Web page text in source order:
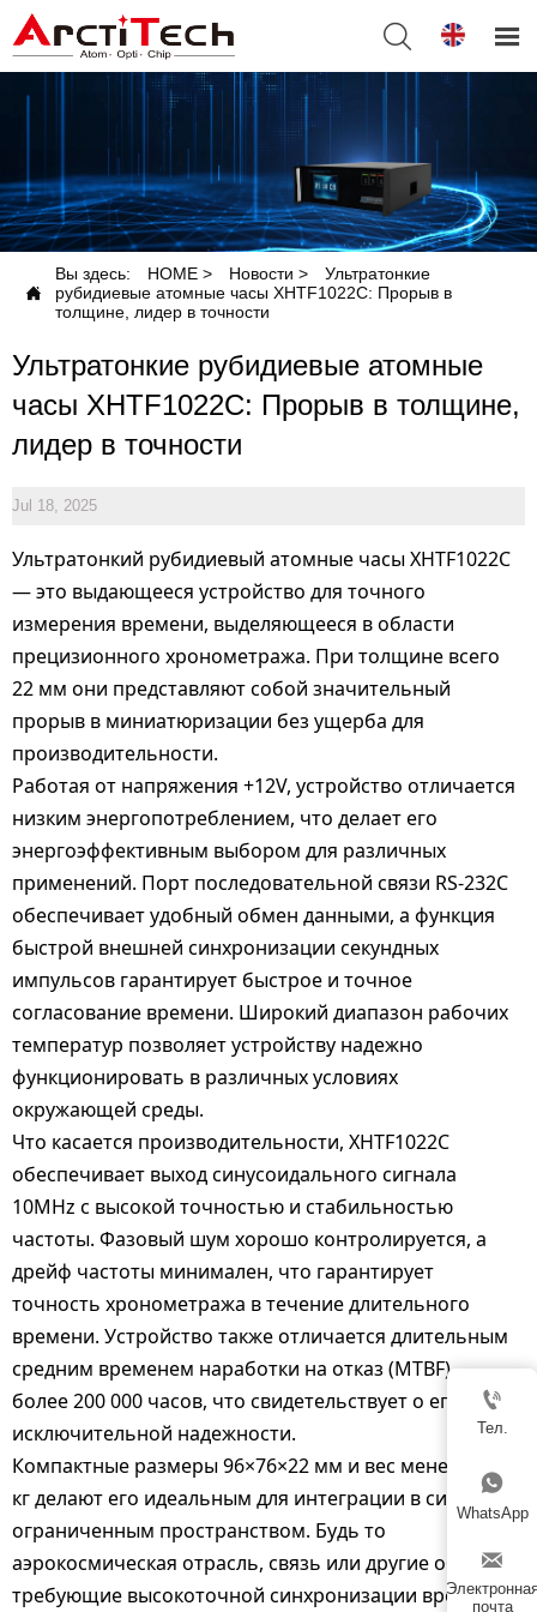
 

Вы здесь: HOME > Новости >
Ультратонкие
рубидиевые атомные часы XHTF1022C: Прорыв в
толщине, лидер в точности
Ультратонкие рубидиевые атомные
часы XHTF1022C: Прорыв в толщине,
лидер в точности
Jul 18, 2025
Ультратонкий рубидиевый атомные часы XHTF1022C
— это выдающееся устройство для точного
измерения времени, выделяющееся в области
прецизионного хронометража. При толщине всего
22 мм они представляют собой значительный
прорыв в миниатюризации без ущерба для
производительности.
Работая от напряжения +12V, устройство отличается
низким энергопотреблением, что делает его
энергоэффективным выбором для различных
применений. Порт последовательной связи RS-232C
обеспечивает удобный обмен данными, а функция
быстрой внешней синхронизации секундных
импульсов гарантирует быстрое и точное
согласование времени. Широкий диапазон рабочих
температур позволяет устройству надежно
функционировать в различных условиях
окружающей среды.
Что касается производительности, XHTF1022C
обеспечивает выход синусоидального сигнала
10MHz с высокой точностью и стабильностью
частоты. Фазовый шум хорошо контролируется, а
дрейф частоты минимален, что гарантирует
точность хронометража в течение длительного
времени. Устройство также отличается длительным
средним временем наработки на отказ (MTBF) —
более 200 000 часов, что свидетельствует о его
исключительной надежности.
Компактные размеры 96×76×22 мм и вес менее 0,35
кг делают его идеальным для интеграции в системы с
ограниченным пространством. Будь то
аэрокосмическая отрасль, связь или другие области,
требующие высокоточной синхронизации времени,

Тел.

WhatsApp

почта